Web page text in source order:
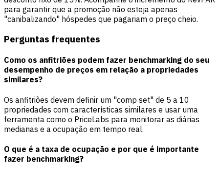
para garantir que a promoção não esteja apenas
"canibalizando" hóspedes que pagariam o preço cheio.
Perguntas frequentes
Como os anfitriões podem fazer benchmarking do seu
desempenho de preços em relação a propriedades
similares?
Os anfitriões devem definir um "comp set" de 5 a 10
propriedades com características similares e usar uma
ferramenta como o PriceLabs para monitorar as diárias
medianas e a ocupação em tempo real.
O que é a taxa de ocupação e por que é importante
fazer benchmarking?